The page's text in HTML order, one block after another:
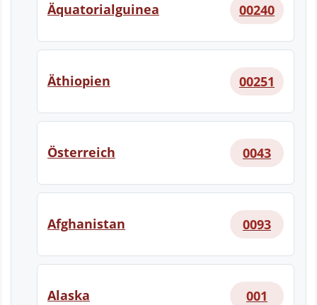
Äquatorialguinea 00240
Äthiopien 00251
Österreich 0043
Afghanistan 0093
Alaska 001